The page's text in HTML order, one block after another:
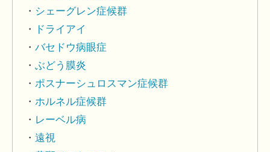
シェーグレン症候群
ドライアイ
バセドウ病眼症
ぶどう膜炎
ポスナーシュロスマン症候群
ホルネル症候群
レーベル病
遠視